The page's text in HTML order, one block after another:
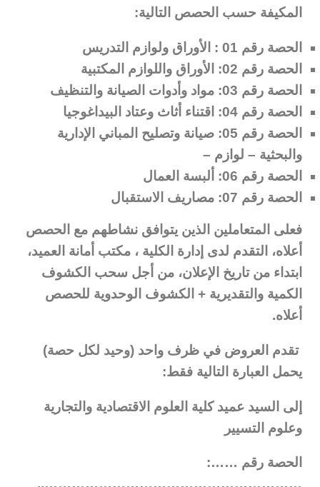
المكيفة حسب الحصص التالية:
الحصة رقم 01 : الأوراق ولوازم التدريس
الحصة رقم 02: الأوراق واللوازم المكتبية
الحصة رقم 03: مواد وأدوات الصيانة والتنظيف
الحصة رقم 04: اقتناء أثاث وعتاد البيداغوجيا
الحصة رقم 05: صيانة وتصليح المباني الإدارية
والبحثية – لوازم –
الحصة رقم 06: ألبسة العمال
الحصة رقم 07: مصاريف الاستقبال
فعلى المتعاملين الذين يتوافق نشاطهم مع الحصص
أعلاه، التقدم لدى إدارة الكلية ، مكتب أمانة العميد،
ابتداء من تاريخ الإعلان، من أجل سحب الكشوف
الكمية والتقديرية + الكشوف الوحدوية للحصص
أعلاه.
تقدم العروض في ظرف واحد (وحيد لكل حصة)
يحمل العبارة التالية فقط:
إلى السيد عميد كلية العلوم الاقتصادية والتجارية
وعلوم التسيير
الحصة رقم ……: